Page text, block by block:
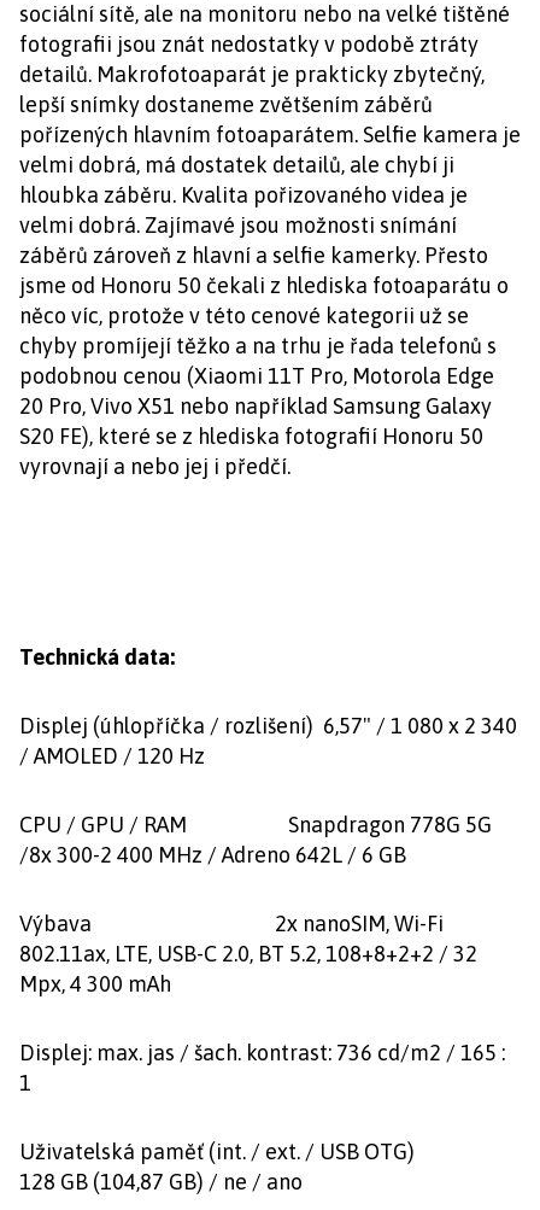
sociální sítě, ale na monitoru nebo na velké tištěné
fotografii jsou znát nedostatky v podobě ztráty
detailů. Makrofotoaparát je prakticky zbytečný,
lepší snímky dostaneme zvětšením záběrů
pořízených hlavním fotoaparátem. Selfie kamera je
velmi dobrá, má dostatek detailů, ale chybí ji
hloubka záběru. Kvalita pořizovaného videa je
velmi dobrá. Zajímavé jsou možnosti snímání
záběrů zároveň z hlavní a selfie kamerky. Přesto
jsme od Honoru 50 čekali z hlediska fotoaparátu o
něco víc, protože v této cenové kategorii už se
chyby promíjejí těžko a na trhu je řada telefonů s
podobnou cenou (Xiaomi 11T Pro, Motorola Edge
20 Pro, Vivo X51 nebo například Samsung Galaxy
S20 FE), které se z hlediska fotografií Honoru 50
vyrovnají a nebo jej i předčí.
Technická data:
Displej (úhlopříčka / rozlišení) 6,57" / 1 080 x 2 340
/ AMOLED / 120 Hz
CPU / GPU / RAM Snapdragon 778G 5G
/8x 300-2 400 MHz / Adreno 642L / 6 GB
Výbava 2x nanoSIM, Wi-Fi
802.11ax, LTE, USB-C 2.0, BT 5.2, 108+8+2+2 / 32
Mpx, 4 300 mAh
Displej: max. jas / šach. kontrast: 736 cd/m2 / 165 :
1
Uživatelská paměť (int. / ext. / USB OTG)
128 GB (104,87 GB) / ne / ano